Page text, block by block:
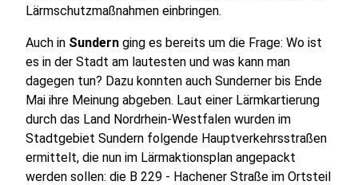
Lärmschutzmaßnahmen einbringen.
Auch in Sundern ging es bereits um die Frage: Wo ist
es in der Stadt am lautesten und was kann man
dagegen tun? Dazu konnten auch Sunderner bis Ende
Mai ihre Meinung abgeben. Laut einer Lärmkartierung
durch das Land Nordrhein-Westfalen wurden im
Stadtgebiet Sundern folgende Hauptverkehrsstraßen
ermittelt, die nun im Lärmaktionsplan angepackt
werden sollen: die B 229 - Hachener Straße im Ortsteil